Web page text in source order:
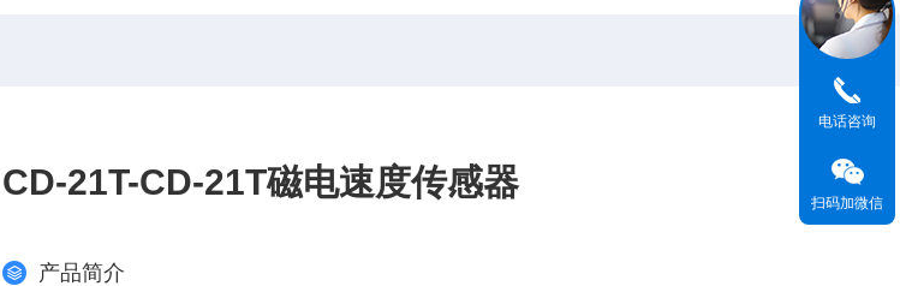
CD-21T-CD-21T磁电速度传感器
产品简介
电话咨询
扫码加微信